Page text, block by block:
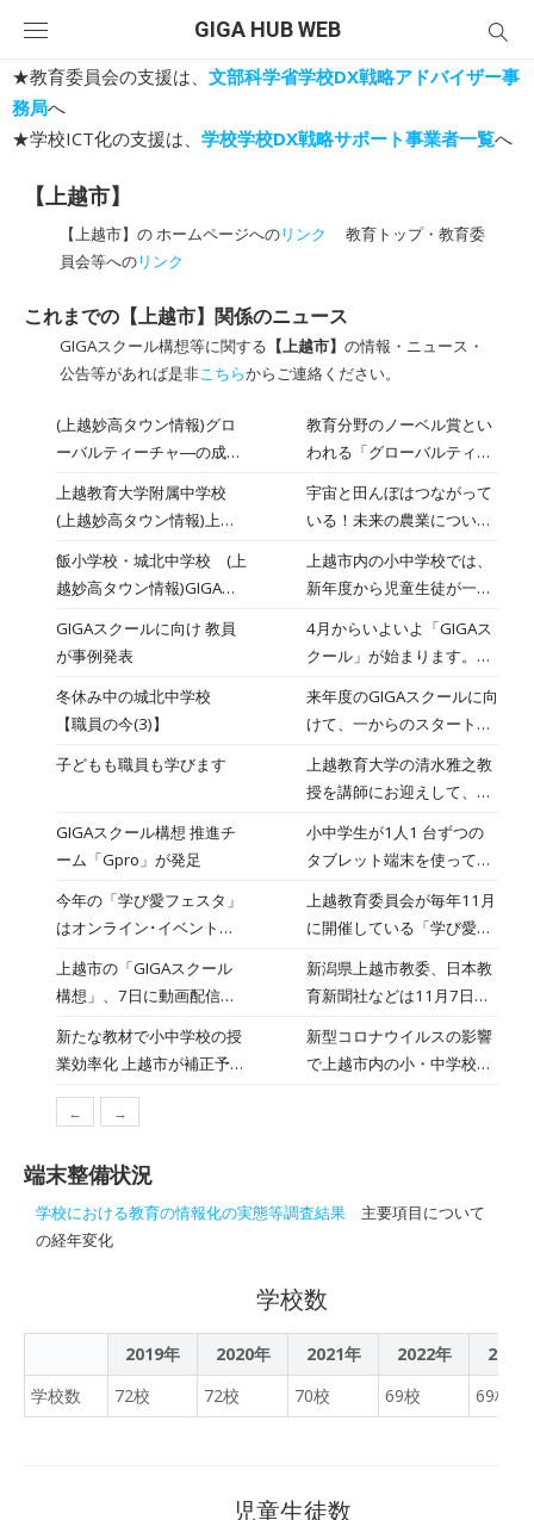
content
GIGA HUB WEB
★教育委員会の支援は、 文部科学省学校DX戦略アドバイザー事
務局へ
★学校ICT化の支援は、 学校学校DX戦略サポート事業者一覧へ
【上越市】
【上越市】の ホームページへのリンク
教育トップ・教育委
員会等へのリンク
これまでの【上越市】関係のニュース
GIGAスクール構想等に関する 【上越市】 の情報・ニュース・
公告等があれば是非こちらからご連絡ください。
(上越妙高タウン情報)グロ
ーバルティーチャ―の成果
ん
教育分野のノーベル賞とい
われる「グローバルティー
た上越市出身の竹内啓悟さ
んが7日、市の教育長など
を訪ね、地元の教育にノウ
ハウを生かしたいとアピー
ルしました。竹内啓悟さん
は、高田高校出身の36歳。
去年、教育分野のノーベル
賞といわれるグローバルテ
ィーチャー賞の世界トップ
50人に選ばれました。7日
は野口副市長や早川教育長
ノウハウを説明したうえ、
市の教育行政に協力を申し
出ました。
上越教育大学附属中学校
(上越妙高タウン情報)上教
ン授業！未来の農業学ぶ
宇宙と田んぼはつながって
いる！未来の農業について
空研究開発機構JAXAとオン
ラインで結んだ社会科の授
業が2日、上越教育大学附
属中学校で行われました。
飯小学校・城北中学校 (上
越妙高タウン情報)GIGAス
業 飯小学校
上越市内の小中学校では、
新年度から児童生徒が一人
使って学習する「GIGAスク
ール」が始まります。そう
した中、上越市立飯小学校
では、一足早くタブレット
端末を使った授業が始まっ
ています。
GIGAスクールに向け 教員
が事例発表
4月からいよいよ「GIGAス
クール」が始まります。児
ット端末を使う授業はどん
なものになるのか？9日に
上越市内の教員有志が集ま
って、具体的な事例発表会
を開きました。
冬休み中の城北中学校
【職員の今(3)】
来年度のGIGAスクールに向
けて、一からのスタートを
り組んでいきます。
子どもも職員も学びます
上越教育大学の清水雅之教
授を講師にお迎えして、5
を行っていただきました。
一人一人がタブレット端末
を使いながら、友達と協働
で学ぶ授業でした。
GIGAスクール構想 推進チ
ーム「Gpro」が発足
小中学生が1人1 台ずつの
タブレット端末を使って学
想」を実現するには、教員
がICTを使いこなせなけれ
ばならないとして、上越市
の有志教員による推進チー
ム「Gpro」が発足した。
今年の「学び愛フェスタ」
はオンライン･イベント！
み受付中
上越教育委員会が毎年11月
に開催している「学び愛フ
ナウイルス感染症対策をふ
まえて「学びを止めない！
『新しい生活様式』の下で
学び続けよう」をテーマ
上越市の「GIGAスクール
構想」、7日に動画配信
び愛フェスタで
新潟県上越市教委、日本教
育新聞社などは11月7日か
2020学び愛フェスタ」を
開く。7日には、同市の
「『新しい生活様式』にお
ことができる。
新たな教材で小中学校の授
業効率化 上越市が補正予算
新型コロナウイルスの影響
で上越市内の小・中学校が
を導入するため5,000万円
近い予算を9月の補正予算
← →
端末整備状況
学校における教育の情報化の実態等調査結果 主要項目について
の経年変化
学校数
2019年 2020年 2021年 2022年
2023
学校数
72校 72校 70校 69校 69校
児童生徒数